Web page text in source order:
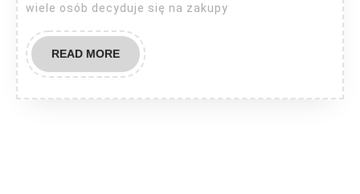
wiele osób decyduje się na zakupy
READ MOREREAD
MORE